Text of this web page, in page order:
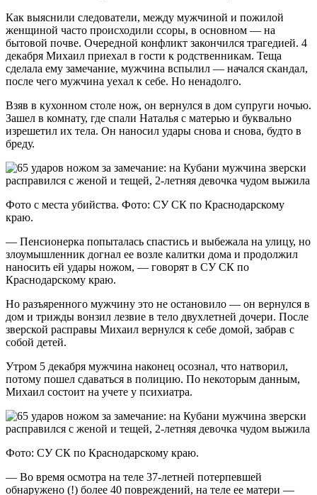
Как выяснили следователи, между мужчиной и пожилой
женщиной часто происходили ссоры, в основном — на
бытовой почве. Очередной конфликт закончился трагедией. 4
декабря Михаил приехал в гости к родственникам. Теща
сделала ему замечание, мужчина вспылил — начался скандал,
после чего мужчина уехал к себе. Но ненадолго.
Взяв в кухонном столе нож, он вернулся в дом супруги ночью.
Зашел в комнату, где спали Наталья с матерью и буквально
изрешетил их тела. Он наносил удары снова и снова, будто в
бреду.
Фото с места убийства. Фото: СУ СК по Краснодарскому
краю.
— Пенсионерка попыталась спастись и выбежала на улицу, но
злоумышленник догнал ее возле калитки дома и продолжил
наносить ей удары ножом, — говорят в СУ СК по
Краснодарскому краю.
Но разъяренного мужчину это не остановило — он вернулся в
дом и трижды вонзил лезвие в тело двухлетней дочери. После
зверской расправы Михаил вернулся к себе домой, забрав с
собой детей.
Утром 5 декабря мужчина наконец осознал, что натворил,
потому пошел сдаваться в полицию. По некоторым данным,
Михаил состоит на учете у психиатра.
Фото: СУ СК по Краснодарскому краю.
— Во время осмотра на теле 37-летней потерпевшей
обнаружено (!) более 40 повреждений, на теле ее матери —